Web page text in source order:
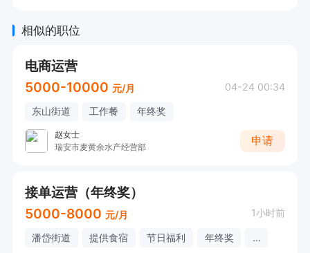
相似的职位
电商运营
5000-10000 元/月 04-24 00:34
东山街道 工作餐 年终奖
赵女士
瑞安市麦黄余水产经营部
申请
接单运营（年终奖）
5000-8000 元/月 1小时前
潘岱街道 提供食宿 节日福利 年终奖 ...